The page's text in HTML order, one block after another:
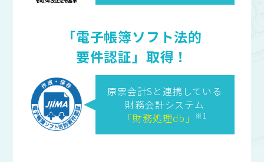
「電子帳簿ソフト法的
要件認証」取得！
原票会計Sと連携している
財務会計システム
「財務処理db」
※1